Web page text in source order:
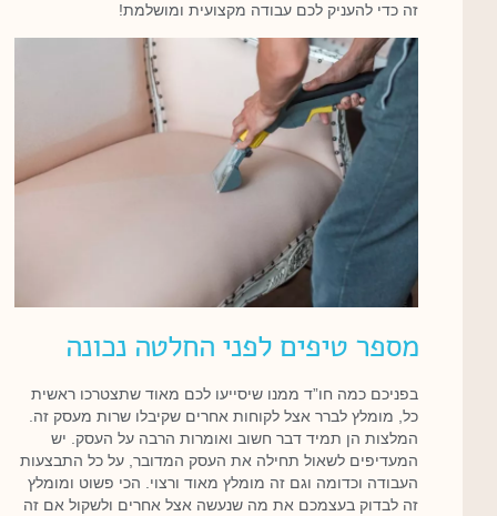
זה כדי להעניק לכם עבודה מקצועית ומושלמת!
מספר טיפים לפני החלטה נכונה
בפניכם כמה חו”ד ממנו שיסייעו לכם מאוד שתצטרכו ראשית
כל, מומלץ לברר אצל לקוחות אחרים שקיבלו שרות מעסק זה.
המלצות הן תמיד דבר חשוב ואומרות הרבה על העסק. יש
המעדיפים לשאול תחילה את העסק המדובר, על כל התבצעות
העבודה וכדומה וגם זה מומלץ מאוד ורצוי. הכי פשוט ומומלץ
זה לבדוק בעצמכם את מה שנעשה אצל אחרים ולשקול אם זה